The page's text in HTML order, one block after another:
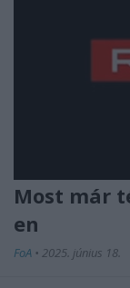
Most már
en
FoA • 2025. június 18.